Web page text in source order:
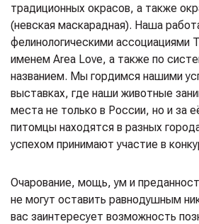
традиционных окрасов, а также
(невская маскарадная). Наша
фелинологическими ассоциациями
именем Area Love, а также по
названием. Мы гордимся нашими
выставках, где наши животные
места не только в России, но и за
питомцы находятся в разных
успехом принимают участие в
Очарование, мощь, ум и
не могут оставить равнодушным
вас заинтересует возможность